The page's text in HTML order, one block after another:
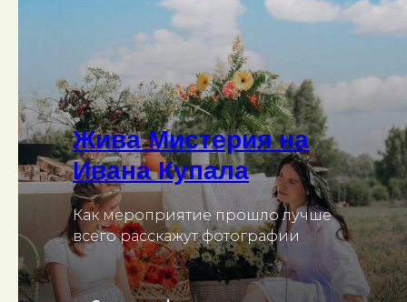
Жива Мистерия на
Ивана Купала
Как мероприятие прошло лучше
всего расскажут фотографии